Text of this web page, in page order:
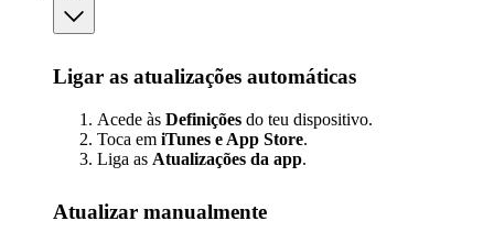
Ligar as atualizações automáticas
Acede às Definições do teu dispositivo.
Toca em iTunes e App Store.
Liga as Atualizações da app.
Atualizar manualmente